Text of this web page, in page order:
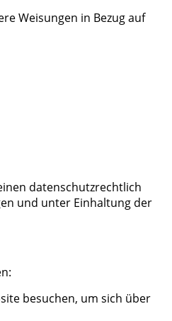
Weisungen in Bezug auf
datenschutzrechtlich
und unter Einhaltung der
besuchen, um sich über